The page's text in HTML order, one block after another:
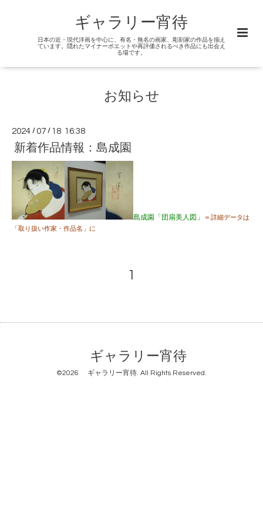
ギャラリー宵待
日本の近・現代洋画を中心に、有名・無名の画家、彫刻家の作品を揃え
ています。隠れたマイナーポエットや再評価されるべき作品にも出会え
る場です。
お知らせ
2024 /07 / 18 16:38
新着作品情報：島成園
島成園「団扇美人図」 ＝ 詳細データは
「取り扱い作家・作品名」に
1
ギャラリー宵待
©2026 ギャラリー宵待. All Rights Reserved.